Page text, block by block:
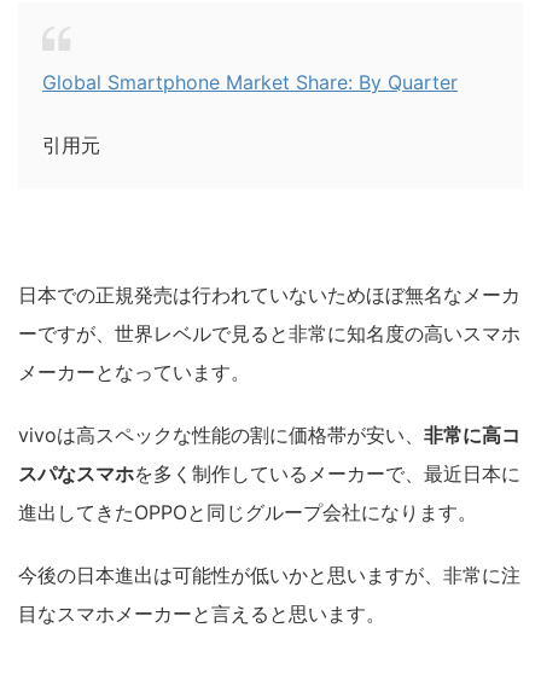
Global Smartphone Market Share: By Quarter
引用元
日本での正規発売は行われていないためほぼ無名なメーカ
ーですが、世界レベルで見ると非常に知名度の高いスマホ
メーカーとなっています。
vivoは高スペックな性能の割に価格帯が安い、 非常に高コ
スパなスマホを多く制作しているメーカーで、最近日本に
進出してきたOPPOと同じグループ会社になります。
今後の日本進出は可能性が低いかと思いますが、非常に注
目なスマホメーカーと言えると思います。